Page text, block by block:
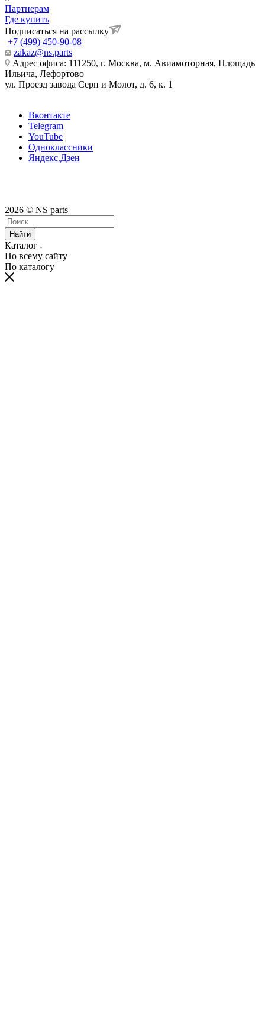
Партнерам
Где купить
Подписаться на рассылку
+7 (499) 450-90-08
zakaz@ns.parts
Адрес офиса: 111250, г. Москва, м. Авиамоторная, Площадь
Ильича, Лефортово
ул. Проезд завода Серп и Молот, д. 6, к. 1
Вконтакте
Telegram
YouTube
Одноклассники
Яндекс.Дзен
2026 © NS parts
Найти
Каталог
По всему сайту
По каталогу